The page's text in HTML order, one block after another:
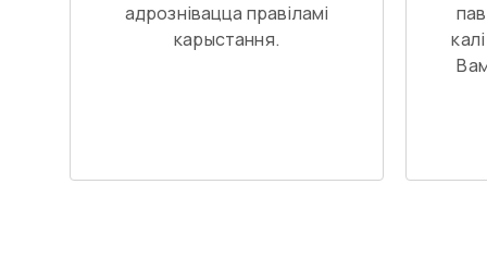
адрознівацца правіламі
карыстання.